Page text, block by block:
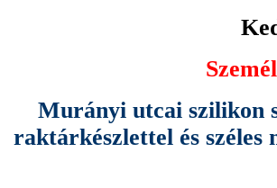
Murányi utcai szilikon
raktárkészlettel és széles